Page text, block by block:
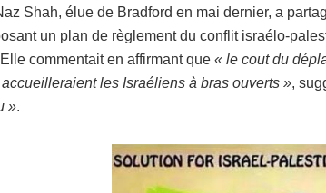
Shah, élue de Bradford en mai dernier, a
un plan de règlement du conflit israélo-
commentait en affirmant que « le cout du
les Israéliens à bras ouverts »,
».